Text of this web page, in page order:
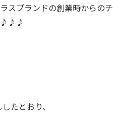
スブランドの創業時からのチ
♪♪♪
たとおり、